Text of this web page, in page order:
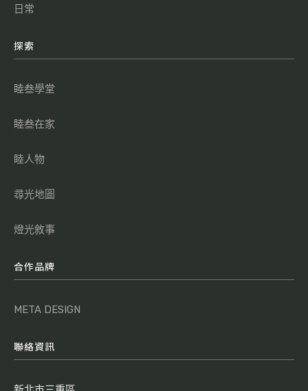
日常
探索
睦叁學堂
睦叁在家
睦人物
尋光地圖
燈光敘事
合作品牌
META DESIGN
聯絡資訊